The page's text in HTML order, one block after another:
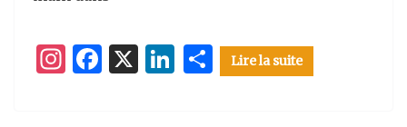
I
F
X
Li
ar
Lire la suite